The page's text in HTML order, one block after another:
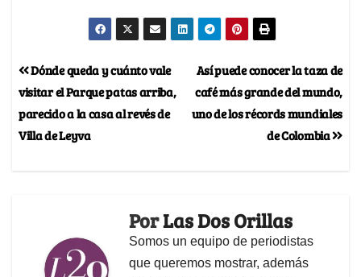
Así puede conocer la taza de
café más grande del mundo,
uno de los récords mundiales
de Colombia
Dónde queda y cuánto vale
visitar el Parque patas arriba,
parecido a la casa al revés de
Villa de Leyva
PorLas Dos Orillas
Somos un equipo de periodistas
que queremos mostrar, además